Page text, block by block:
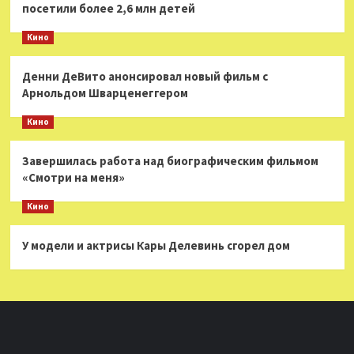
посетили более 2,6 млн детей
Кино
Денни ДеВито анонсировал новый фильм с
Арнольдом Шварценеггером
Кино
Завершилась работа над биографическим фильмом
«Смотри на меня»
Кино
У модели и актрисы Кары Делевинь сгорел дом